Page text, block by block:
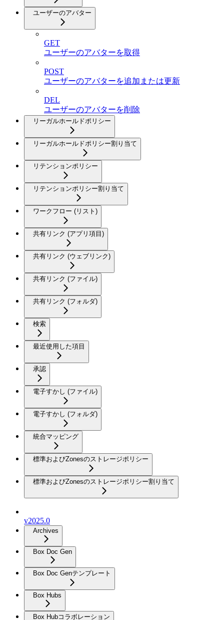
ユーザーのアバター
GET
ユーザーのアバターを取得
POST
ユーザーのアバターを追加または更新
DEL
ユーザーのアバターを削除
リーガルホールドポリシー
リーガルホールドポリシー割り当て
リテンションポリシー
リテンションポリシー割り当て
ワークフロー (リスト)
共有リンク (アプリ項目)
共有リンク (ウェブリンク)
共有リンク (ファイル)
共有リンク (フォルダ)
検索
最近使用した項目
承認
電子すかし (ファイル)
電子すかし (フォルダ)
統合マッピング
標準およびZonesのストレージポリシー
標準およびZonesのストレージポリシー割り当て
v2025.0
Archives
Box Doc Gen
Box Doc Genテンプレート
Box Hubs
Box Hubコラボレーション